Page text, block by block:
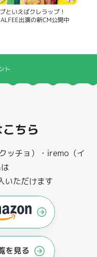
といえばクレラップ！
出演の新CM公開中
ト
ちら
ッチョ）・iremo（イ
いただけます
を見る